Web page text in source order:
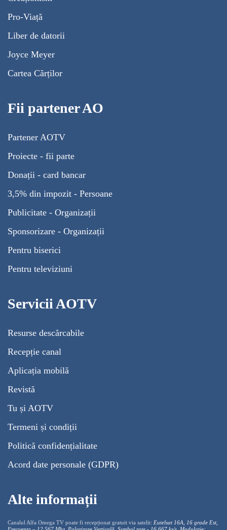
Pro-Viață
Liber de datorii
Joyce Meyer
Cartea Cărților
Fii partener AO
Partener AOTV
Proiecte - fii parte
Donații - card bancar
3,5% din impozit - Persoane
Publicitate - Organizații
Sponsorizare - Organizații
Pentru biserici
Pentru televiziuni
Servicii AOTV
Resurse descărcabile
Recepție canal
Aplicația mobilă
Revistă
Tu și AOTV
Termeni și condiții
Politică confidențialitate
Acord date personale (GDPR)
Alte informații
Canalul Alfa Omega TV poate fi recepționat gratuit via satelit: Eutelsat 16A, 16 grade Est,